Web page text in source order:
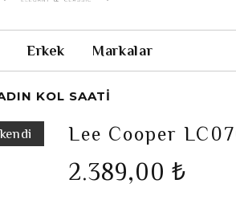
Erkek Markalar
KOL SAATI
Lee Cooper
2.389,00 ₺